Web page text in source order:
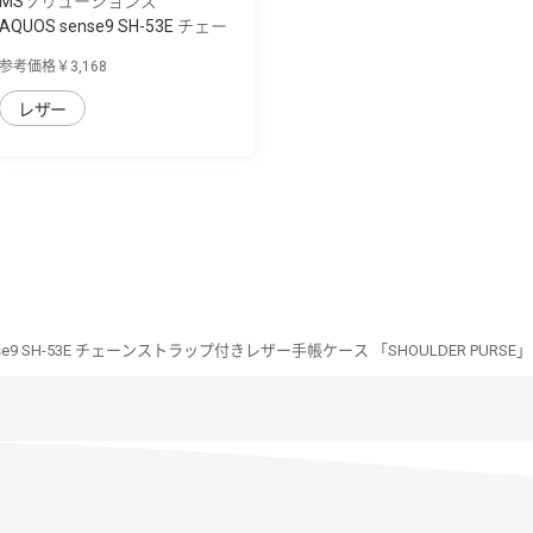
AQUOS sense9 SH-53E チェー
参考価格￥3,168
レザー
SH-53E チェーンストラップ付きレザー手帳ケース 「SHOULDER PURSE